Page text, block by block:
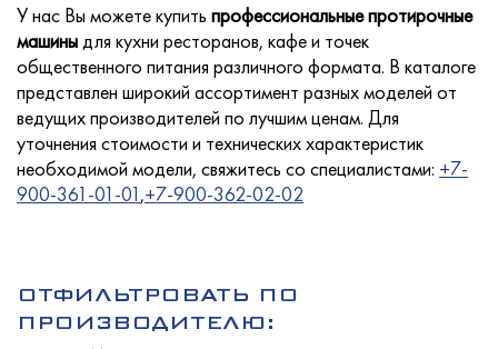
Индустриям
Услуги
Новости
У нас Вы можете купить профессиональные протирочные
машиныдля кухни ресторанов, кафе и точек
общественного питания различного формата. В каталоге
представлен широкий ассортимент разных моделей от
ведущих производителей по лучшим ценам. Для
уточнения стоимости и технических характеристик
необходимой модели, свяжитесь со специалистами: +7-
900-361-01-01,+7-900-362-02-02
ОТФИЛЬТРОВАТЬ ПО
ПРОИЗВОДИТЕЛЮ: